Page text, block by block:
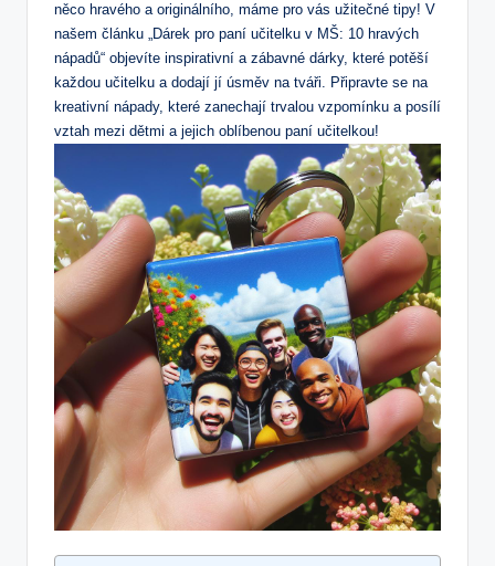
něco hravého a originálního, máme pro vás užitečné tipy! V
našem článku „Dárek pro paní učitelku v MŠ: 10 hravých
nápadů“ objevíte inspirativní a zábavné dárky, které potěší
každou učitelku a dodají jí úsměv na tváři. Připravte se na
kreativní nápady, které zanechají trvalou vzpomínku a posílí
vztah mezi dětmi a jejich oblíbenou paní učitelkou!